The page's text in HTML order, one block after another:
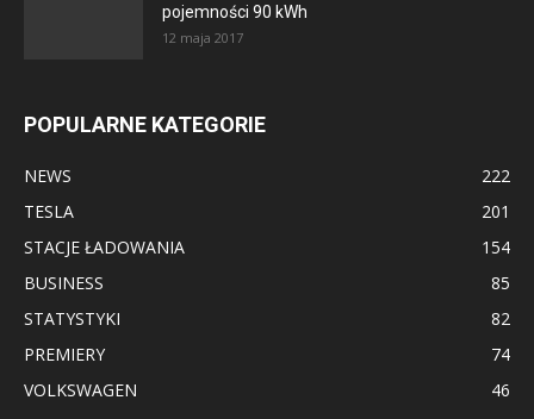
pojemności 90 kWh
12 maja 2017
POPULARNE KATEGORIE
NEWS
222
TESLA
201
STACJE ŁADOWANIA
154
BUSINESS
85
STATYSTYKI
82
PREMIERY
74
VOLKSWAGEN
46